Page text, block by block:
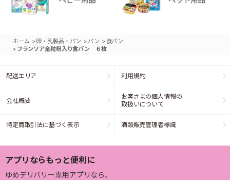
ホーム >卵・乳製品・パン > パン > 食パン
> フランソア全粒粉入り食パン ６枚
配送エリア 利用規約
会社概要
お客さまの個人情報の
取扱いについて
特定商取引法に基づく表示 酒類販売管理者標識
アプリならもっと便利に
ゆめデリバリー専用アプリなら、